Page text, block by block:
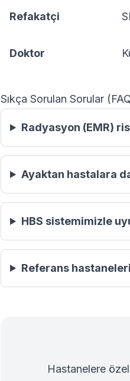
Refakatçi
Doktor
Sıkça Sorulan Sorular
Radyasyon (EMR)
Ayaktan hastalara
HBS sistemimizle
Referans
Hastanelere